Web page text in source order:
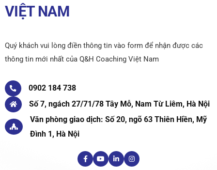
VIỆT NAM
Quý khách vui lòng điền thông tin vào form để nhận được các
thông tin mới nhất của Q&H Coaching Việt Nam
0902 184 738
Số 7, ngách 27/71/78 Tây Mỗ, Nam Từ Liêm, Hà Nội
Văn phòng giao dịch: Số 20, ngõ 63 Thiên Hiền, Mỹ
Đình 1, Hà Nội